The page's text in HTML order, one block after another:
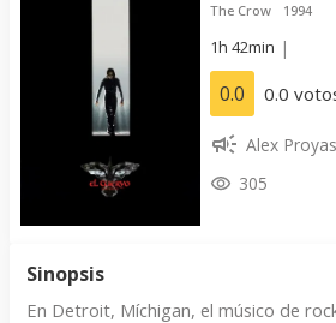
The Crow 1994
1h 42min |
0.0 0.0
Alex Proyas
305
Sinopsis
En Detroit, Míchigan, el músico de